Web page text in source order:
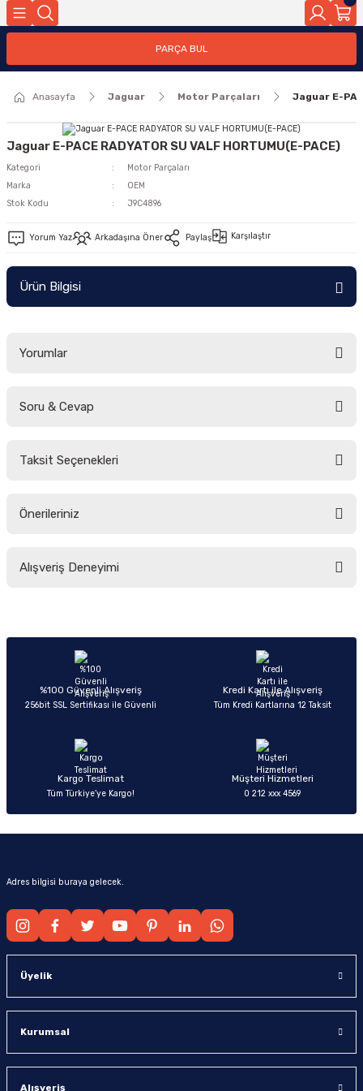
PARÇA BUL
Anasayfa Jaguar Motor Parçaları Jaguar E-
Jaguar E-PACE RADYATOR SU VALF HORTUMU(E-PACE)
Kategori
Motor Parçaları
Marka
OEM
Stok Kodu
J9C4896
Yorum Yaz Arkadaşına Öner Paylaş Karşılaştır
Ürün Bilgisi
Yorumlar
Soru & Cevap
Taksit Seçenekleri
Önerileriniz
yetersiz gördüğünüz noktaları öneri formunu kullanarak tarafımıza
Ürün açıklamasında eksik bilgiler bulunuyor.
Ürün bilgilerinde hatalar bulunuyor.
Ürün fiyatı diğer sitelerden daha pahalı.
Alışveriş Deneyimi
Sitemize ilk yorumu siz yapın!
%100 Güvenli Alışveriş
256bit SSL Sertifikası ile Güvenli
Kredi Kartı ile Alışveriş
Tüm Kredi Kartlarına 12 Taksit
Kargo Teslimat
Tüm Türkiye’ye Kargo!
Müşteri Hizmetleri
0 212 xxx 4569
Adres bilgisi buraya gelecek.
Üyelik
Kurumsal
Alışveriş